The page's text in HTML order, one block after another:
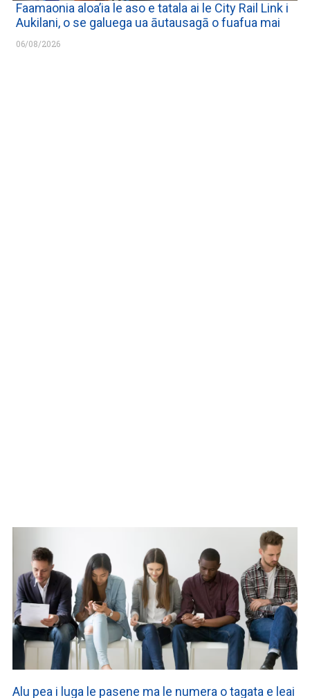
Faamaonia aloa’ia le aso e tatala ai le City Rail Link i
Aukilani, o se galuega ua āutausagā o fuafua mai
06/08/2026
Alu pea i luga le pasene ma le numera o tagata e leai